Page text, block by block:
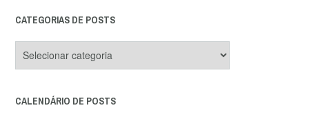
CATEGORIAS DE POSTS
de
CALENDÁRIO DE POSTS